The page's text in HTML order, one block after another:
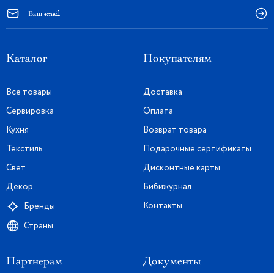
Каталог
Все товары
Сервировка
Кухня
Текстиль
Свет
Декор
Бренды
Страны
Покупателям
Доставка
Оплата
Возврат товара
Подарочные сертификаты
Дисконтные карты
Бибижурнал
Контакты
Партнерам Документы